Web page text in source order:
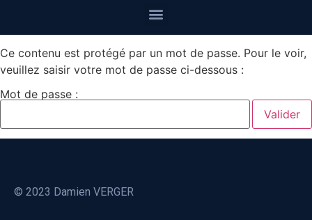
Ce contenu est protégé par un mot de passe. Pour le voir,
veuillez saisir votre mot de passe ci-dessous :
Mot de passe :
© 2023 Damien VERGER